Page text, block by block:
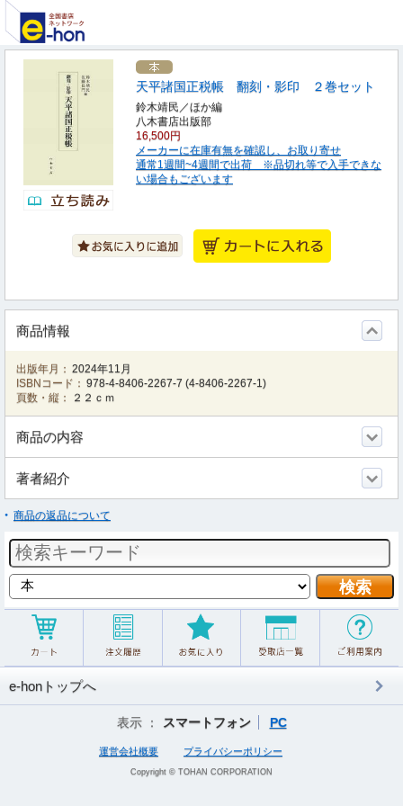
天平諸国正税帳 翻刻・影印 ２巻セット
鈴木靖民／ほか編
八木書店出版部
16,500円
メーカーに在庫有無を確認し、お取り寄せ
通常1週間~4週間で出荷 ※品切れ等で入手できな
い場合もございます
商品情報
出版年月： 2024年11月
ISBNコード： 978-4-8406-2267-7 (4-8406-2267-1)
頁数・縦：
２２ｃｍ
商品の内容
著者紹介
商品の返品について
e-honトップへ
表示 ： スマートフォン PC
運営会社概要 プライバシーポリシー
Copyright © TOHAN CORPORATION